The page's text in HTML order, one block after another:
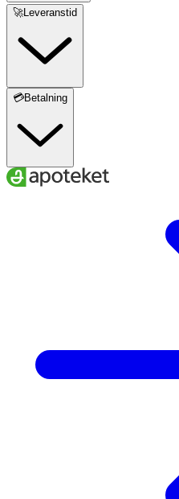
🚀Leveranstid
💳Betalning